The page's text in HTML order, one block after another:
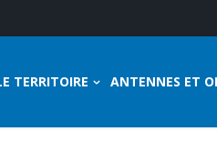
TERRITOIRE ANTENNES ET